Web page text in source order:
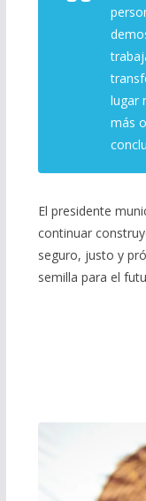
lugar
más
El presidente
continuar
seguro, justo y
semilla para el